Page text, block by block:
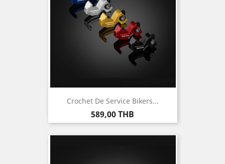
Crochet De Service Bikers...
Prix
589,00 THB